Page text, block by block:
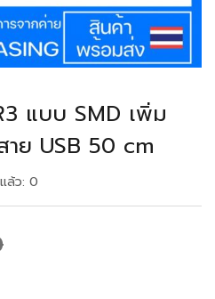
แบบ SMD เพิ่ม
ย USB 50 cm
ล้ว: 0